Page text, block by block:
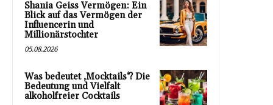
Shania Geiss Vermögen: Ein
Blick auf das Vermögen der
Influencerin und
Millionärstochter
05.08.2026
Was bedeutet ‚Mocktails‘? Die
Bedeutung und Vielfalt
alkoholfreier Cocktails